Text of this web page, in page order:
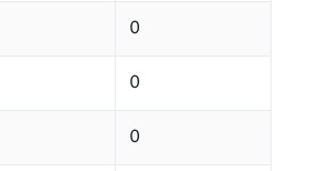
0
0
0